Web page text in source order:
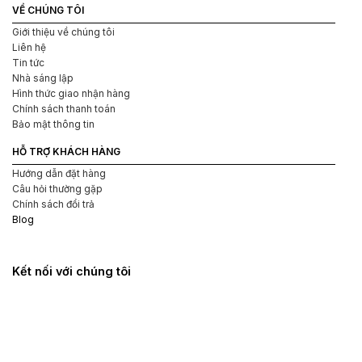
VỀ CHÚNG TÔI
Giới thiệu về chúng tôi
Liên hệ
Tin tức
Nhà sáng lập
Hình thức giao nhận hàng
Chính sách thanh toán
Bảo mật thông tin
HỖ TRỢ KHÁCH HÀNG
Hướng dẫn đặt hàng
Câu hỏi thường gặp
Chính sách đổi trả
Blog
Kết nối với chúng tôi